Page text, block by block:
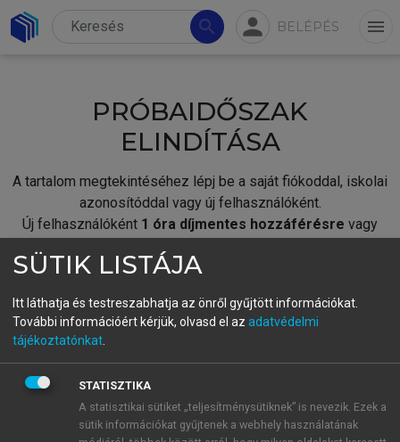
search person BELÉPÉS menu
PRÓBAIDŐSZAK
ELINDÍTÁSA
A tartalom megtekintéséhez lépj be a saját fiókoddal, iskolai
azonosítóddal vagy új felhasználóként.
Új felhasználóként 1 óra díjmentes hozzáférésre vagy
fiókoddal,vagy hozz létre új fiókot.
A regisztráció után apróbaidőszakautomatikusan
BELÉPÉS SAJÁT FIÓKKAL
SÜTIK LISTÁJA
Itt láthatja és testreszabhatja az önről gyűjtött információkat.
További információért kérjük, olvasd el az adatvédelmi
tájékoztatónkat
STATISZTIKA
A statisztikai sütiket „teljesítménysütiknek” is nevezik. Ezek a
sütik információkat gyűjtenek a webhely használatának